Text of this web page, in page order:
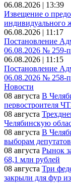
06.08.2026 | 13:39
Извещение о
индивидуального
06.08.2026 | 11:17
Постановление
06.08.2026 № 259-п
06.08.2026 | 11:15
Постановление
06.08.2026 № 258-п
Новости
08 августа В
первостроителя
08 августа
Челябинскую
08 августа В
выборам
08 августа Рынок
68,1 млн рублей
08 августа Три
закрыли для фур